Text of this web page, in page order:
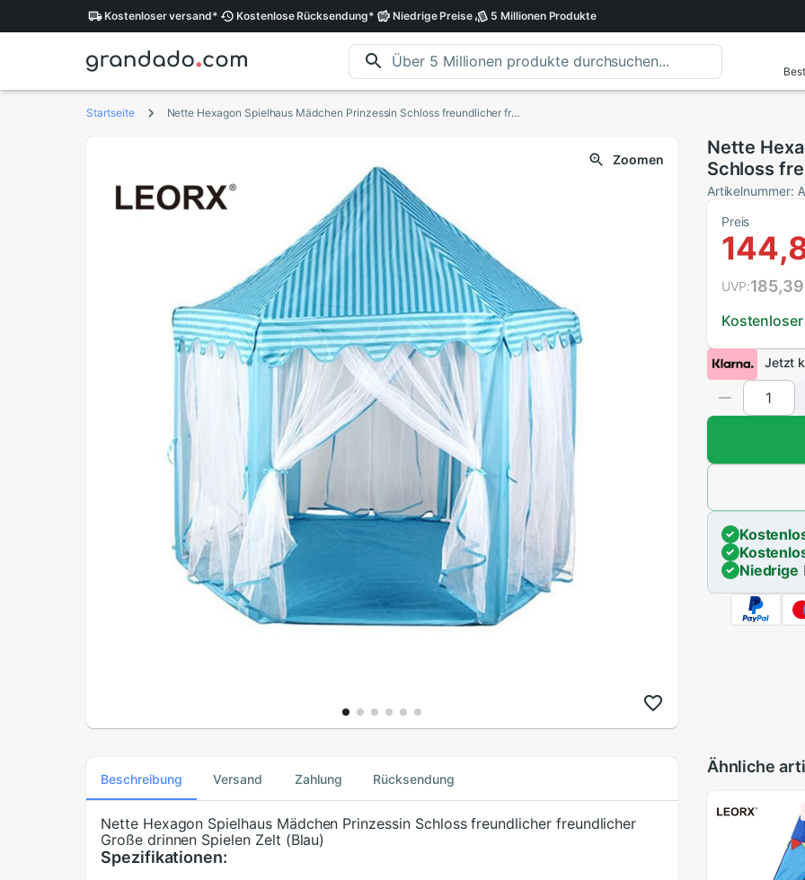
Kostenloserversand* KostenloseRücksendung* NiedrigePreise 5 MillionenProdukte
Startseite Nette Hexagon Spielhaus Mädchen Prinzessin Schloss freundlicher freundlicher Große drinnen Spielen Zelt (Blau)
Zoomen
Nette
Schloss
drinnen
Artikelnummer:
Preis
UVP:
Jetzt
Niedrige
Beschreibung Versand Zahlung Rücksendung
Nette Hexagon Spielhaus Mädchen Prinzessin Schloss freundlicher freundlicher
Große drinnen Spielen Zelt (Blau)
Spezifikationen:
Ähnliche